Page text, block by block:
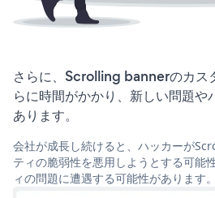
さらに、Scrolling bannerのカス
らに時間がかかり、新しい問題
あります。
会社が成長し続けると、ハッカーが
ティの脆弱性を悪用しようとする可能
ィの問題に遭遇する可能性があります。